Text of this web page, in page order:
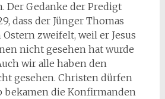
Der Gedanke der Predigt
dass der Jünger Thomas
zweifelt, weil er Jesus
nicht gesehen hat wurde
wir alle haben den
gesehen. Christen dürfen
bekamen die Konfirmanden